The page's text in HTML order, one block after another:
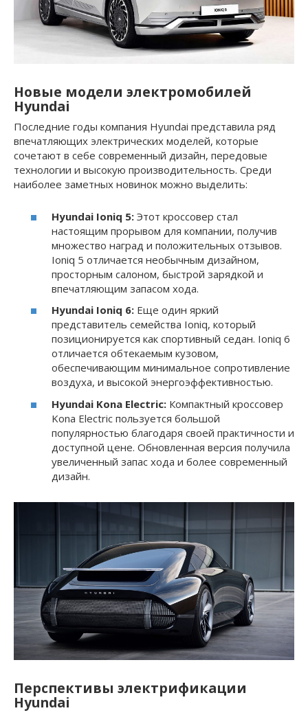
Новые модели электромобилей
Hyundai
Последние годы компания Hyundai представила ряд
впечатляющих электрических моделей, которые
сочетают в себе современный дизайн, передовые
технологии и высокую производительность. Среди
наиболее заметных новинок можно выделить:
Hyundai Ioniq 5: Этот кроссовер стал
настоящим прорывом для компании, получив
множество наград и положительных отзывов.
Ioniq 5 отличается необычным дизайном,
просторным салоном, быстрой зарядкой и
впечатляющим запасом хода.
Hyundai Ioniq 6: Еще один яркий
представитель семейства Ioniq, который
позиционируется как спортивный седан. Ioniq 6
отличается обтекаемым кузовом,
обеспечивающим минимальное сопротивление
воздуха, и высокой энергоэффективностью.
Hyundai Kona Electric: Компактный кроссовер
Kona Electric пользуется большой
популярностью благодаря своей практичности и
доступной цене. Обновленная версия получила
увеличенный запас хода и более современный
дизайн.
Перспективы электрификации
Hyundai